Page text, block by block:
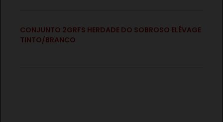
CONJUNTO 2GRFS HERDADE DO SOBROSO ELÉVAGE
TINTO/BRANCO